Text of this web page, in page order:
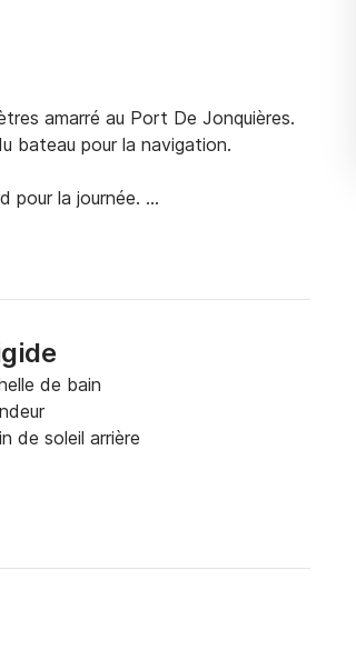
amarré au Port De Jonquières.
bateau pour la navigation.
pour la journée.
en famille ou entre amis !
pont et l’échelle de bain, tout est
je me ferai un plaisir de
de bain
de soleil arrière